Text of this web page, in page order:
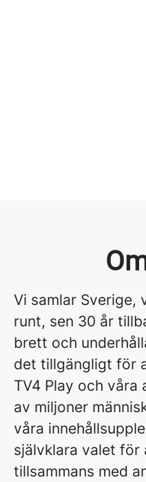
Vi samlar Sverige,
runt, sen 30 år
brett och
det tillgängligt för
TV4 Play och våra
av miljoner
våra
självklara valet för
tillsammans med